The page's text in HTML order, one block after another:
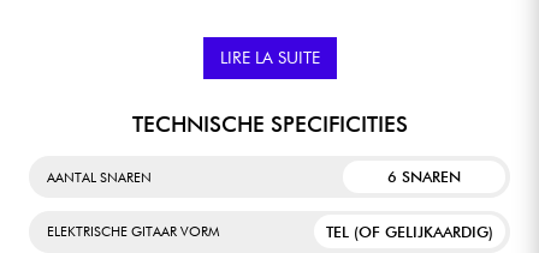
Wat het speelcomfort betreft, zit je hier helemaal goed: de
gitaar ligt zeer aangenaam in de hand (halsprofiel „Modern
topkam 42,8 mm).
Enkelspoels microfoon uit de Fender Player Series met Alnico
met gedetailleerde bassen, muzikale middentonen, heldere
hoge tonen, een opmerkelijk uitgangsvolume en een
LIRE LA SUITE
TECHNISCHE SPECIFICITIES
AANTAL SNAREN 6 SNAREN
ELEKTRISCHE GITAAR VORM TEL (OF GELIJKAARDIG)